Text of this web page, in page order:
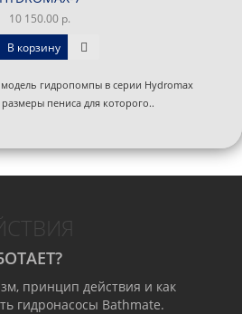
10 150.00 р.
В корзину
модель гидропомпы в серии Hydromax
пениса для которого..
принцип действия и как
гидронасосы Bathmate.